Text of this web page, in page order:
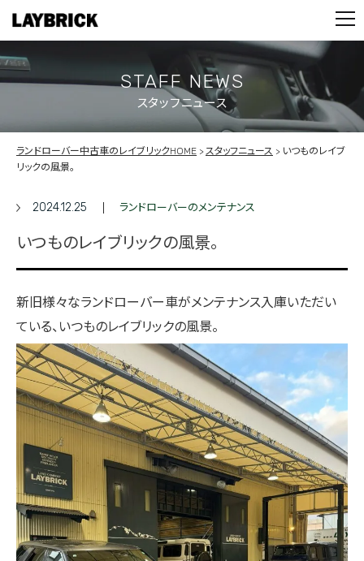
PARTS
CONTACT
PRIVACY POLICY
STAFF NEWS
スタッフニュース
ランドローバー中古車のレイブリックHOME スタッフニュース
いつものレイブ
リックの風景。
2024.12.25 ランドローバーのメンテナンス
いつものレイブリックの風景。
新旧様々なランドローバー車がメンテナンス入庫いただい
ている、いつものレイブリックの風景。